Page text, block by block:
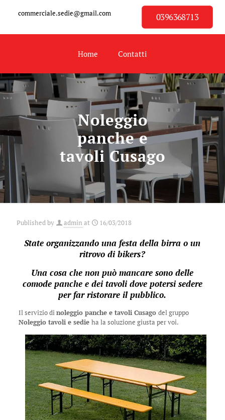
commerciale.sedie@gmail.com 0396368713
Home Contatti
Noleggio
panche e
tavoli Cusago
Published by admin at 16/03/2018
State organizzando una festa della birra o un
ritrovo di bikers?
Una cosa che non può mancare sono delle
comode panche e dei tavoli dove potersi sedere
per far ristorare il pubblico.
Il servizio dinoleggio panche e tavoli Cusago del gruppo
Noleggio tavoli e sedie ha la soluzione giusta per voi.